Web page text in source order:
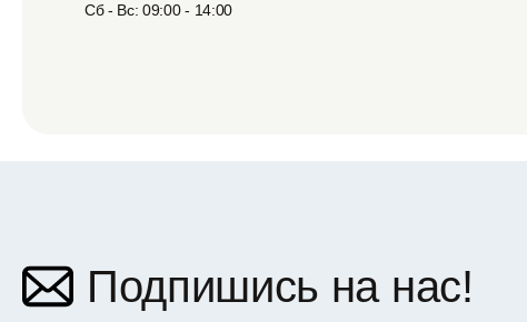
Сб - Вс: 09:00 - 14:00
Подпишись на нас!